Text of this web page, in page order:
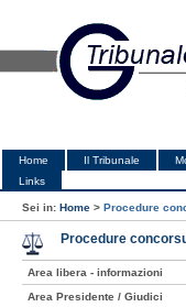
Home Il Tribunale
Links
Sei in: Home > Procedure
Procedure
Area libera - informazioni
Area Presidente / Giudici